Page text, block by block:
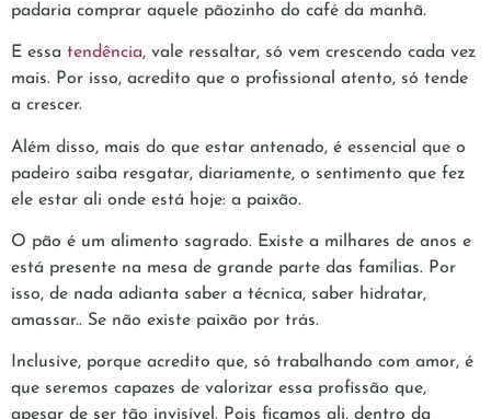
padaria comprar aquele pãozinho do café da manhã.
E essa tendência, vale ressaltar, só vem crescendo cada vez
mais. Por isso, acredito que o profissional atento, só tende
a crescer.
Além disso, mais do que estar antenado, é essencial que o
padeiro saiba resgatar, diariamente, o sentimento que fez
ele estar ali onde está hoje: a paixão.
O pão é um alimento sagrado. Existe a milhares de anos e
está presente na mesa de grande parte das famílias. Por
isso, de nada adianta saber a técnica, saber hidratar,
amassar.. Se não existe paixão por trás.
Inclusive, porque acredito que, só trabalhando com amor, é
que seremos capazes de valorizar essa profissão que,
apesar de ser tão invisível. Pois ficamos ali, dentro da